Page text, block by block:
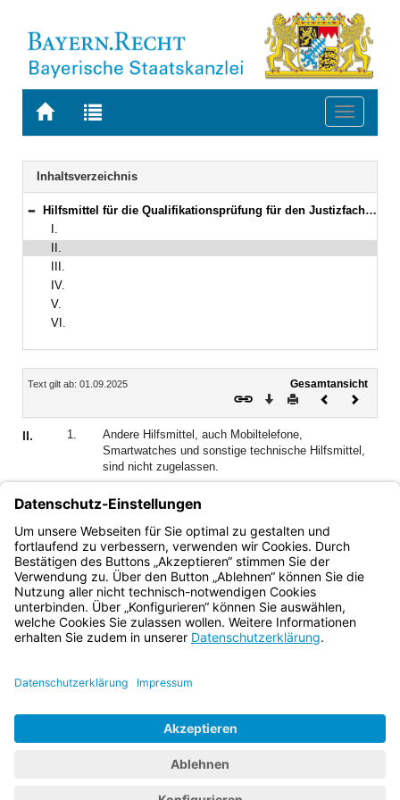
Zur
BAYERN.RECHT
Zur
letzten
Suche
Toggle
Navigation
Inhaltsverzeichnis
Bereich reduzieren
Hilfsmittel für die Qualifikationsprüfung für den Justizfachwirtedienst
I.
II.
III.
IV.
V.
VI.
Inhalt
Text gilt ab: 01.09.2025
Gesamtansicht
Download
DruckenVorheriges
II. 1.
Andere Hilfsmittel, auch Mobiltelefone,
Smartwatches und sonstige technische Hilfsmittel,
sind nicht zugelassen.
zugelassenen Hilfsmittel ist nicht gestattet.
3.
Schreibpapier darf nicht mitgebracht werden.
Bayern.de
BayernPortal
Impressum